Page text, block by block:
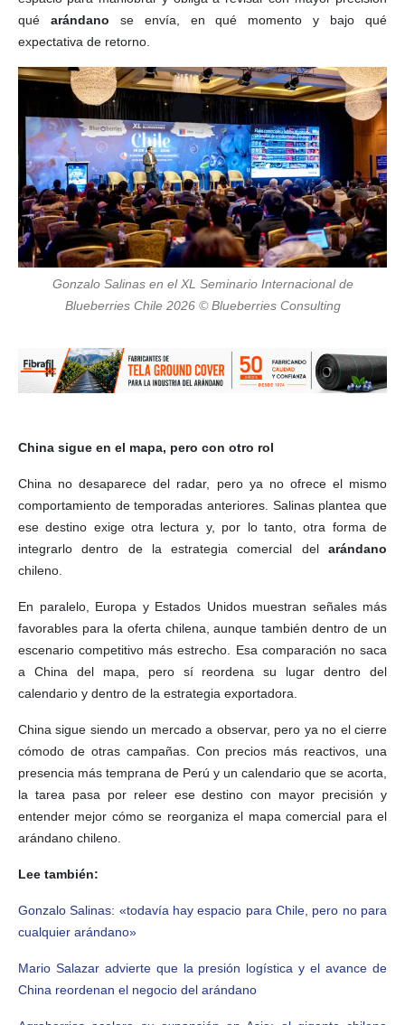
qué arándano se envía, en qué momento y bajo qué
expectativa de retorno.
Gonzalo Salinas en el XL Seminario Internacional de
Blueberries Chile 2026 © Blueberries Consulting
China sigue en el mapa, pero con otro rol
China no desaparece del radar, pero ya no ofrece el mismo
comportamiento de temporadas anteriores. Salinas plantea que
ese destino exige otra lectura y, por lo tanto, otra forma de
integrarlo dentro de la estrategia comercial del arándano
chileno.
En paralelo, Europa y Estados Unidos muestran señales más
favorables para la oferta chilena, aunque también dentro de un
escenario competitivo más estrecho. Esa comparación no saca
a China del mapa, pero sí reordena su lugar dentro del
calendario y dentro de la estrategia exportadora.
China sigue siendo un mercado a observar, pero ya no el cierre
cómodo de otras campañas. Con precios más reactivos, una
presencia más temprana de Perú y un calendario que se acorta,
la tarea pasa por releer ese destino con mayor precisión y
entender mejor cómo se reorganiza el mapa comercial para el
arándano chileno.
Lee también:
Gonzalo Salinas: «todavía hay espacio para Chile, pero no para
cualquier arándano»
Mario Salazar advierte que la presión logística y el avance de
China reordenan el negocio del arándano